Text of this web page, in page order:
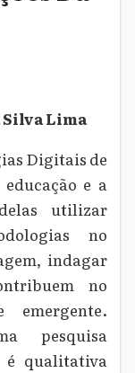
Lima
Digitais de
e a
utilizar
no
indagar
no
emergente.
pesquisa
é qualitativa